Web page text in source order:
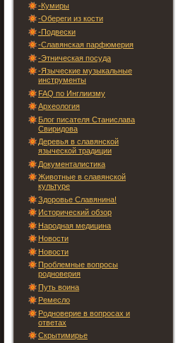
-Кумиры
-Обереги из кости
-Подвески
-Славянская парфюмерия
-Этническая посуда
-Языческие музыкальные
инструменты
FAQ по Инглиизму
Археология
Блог писателя Станислава
Свиридова
Деревья в славянской
языческой традиции
Документалистика
Животные в славянской
культуре
Здоровье Славянина!
Исторический обзор
Народная медицина
Новости
Новости
Проблемные вопросы
родноверия
Путь воина
Ремесло
Родноверие в вопросах и
ответах
Скрытимирье